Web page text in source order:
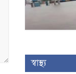
স্বাস্থ্য